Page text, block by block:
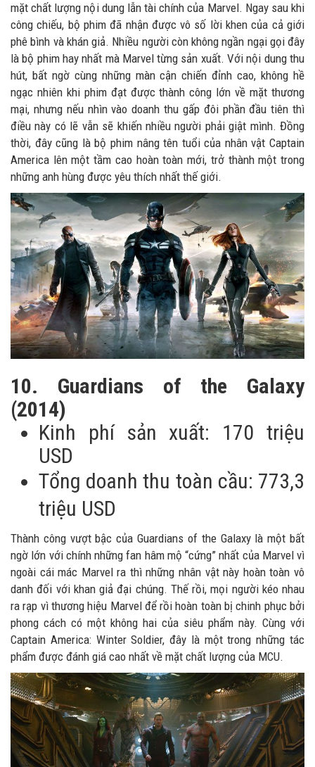
mặt chất lượng nội dung lẫn tài chính của Marvel. Ngay sau khi
công chiếu, bộ phim đã nhận được vô số lời khen của cả giới
phê bình và khán giả. Nhiều người còn không ngần ngại gọi đây
là bộ phim hay nhất mà Marvel từng sản xuất. Với nội dung thu
hút, bất ngờ cùng những màn cận chiến đỉnh cao, không hề
ngạc nhiên khi phim đạt được thành công lớn về mặt thương
mại, nhưng nếu nhìn vào doanh thu gấp đôi phần đầu tiên thì
điều này có lẽ vẫn sẽ khiến nhiều người phải giật mình. Đồng
thời, đây cũng là bộ phim nâng tên tuổi của nhân vật Captain
America lên một tầm cao hoàn toàn mới, trở thành một trong
những anh hùng được yêu thích nhất thế giới.
10. Guardians of the Galaxy
(2014)
Kinh phí sản xuất: 170 triệu
USD
Tổng doanh thu toàn cầu: 773,3
triệu USD
Thành công vượt bậc của Guardians of the Galaxy là một bất
ngờ lớn với chính những fan hâm mộ “cứng” nhất của Marvel vì
ngoài cái mác Marvel ra thì những nhân vật này hoàn toàn vô
danh đối với khan giả đại chúng. Thế rồi, mọi người kéo nhau
ra rạp vì thương hiệu Marvel để rồi hoàn toàn bị chinh phục bởi
phong cách có một không hai của siêu phẩm này. Cùng với
Captain America: Winter Soldier, đây là một trong những tác
phẩm được đánh giá cao nhất về mặt chất lượng của MCU.